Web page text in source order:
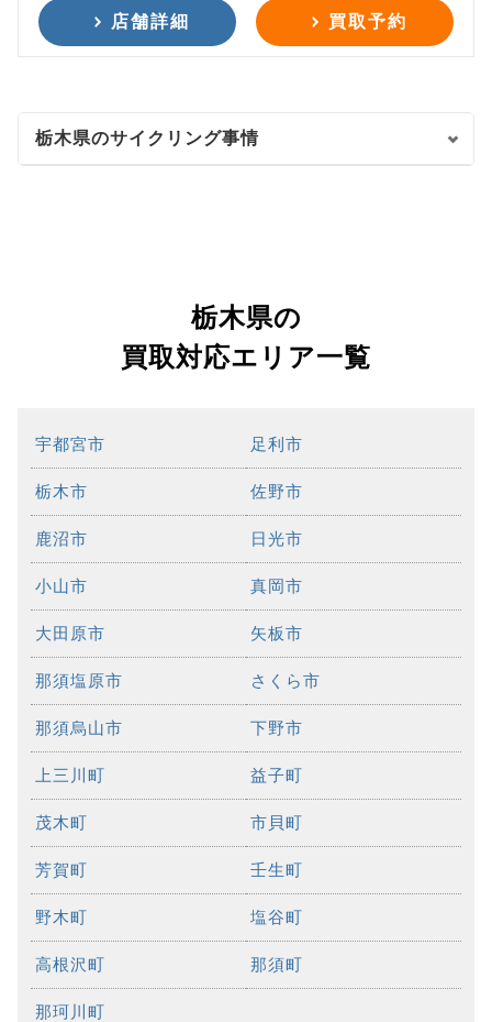
店舗詳細 買取予約
栃木県のサイクリング事情
栃木県の
買取対応エリア一覧
宇都宮市 足利市
栃木市 佐野市
鹿沼市 日光市
小山市 真岡市
大田原市 矢板市
那須塩原市 さくら市
那須烏山市 下野市
上三川町 益子町
茂木町 市貝町
芳賀町 壬生町
野木町 塩谷町
高根沢町 那須町
那珂川町